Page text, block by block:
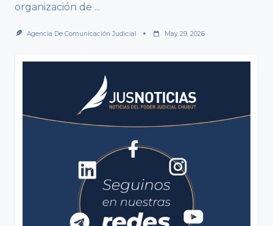
organización de ...
Agencia De Comunicación Judicial May 29, 2026